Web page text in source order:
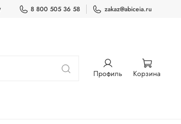
8 800 505 36 58 zakaz@abiceia.ru
Профиль Корзина